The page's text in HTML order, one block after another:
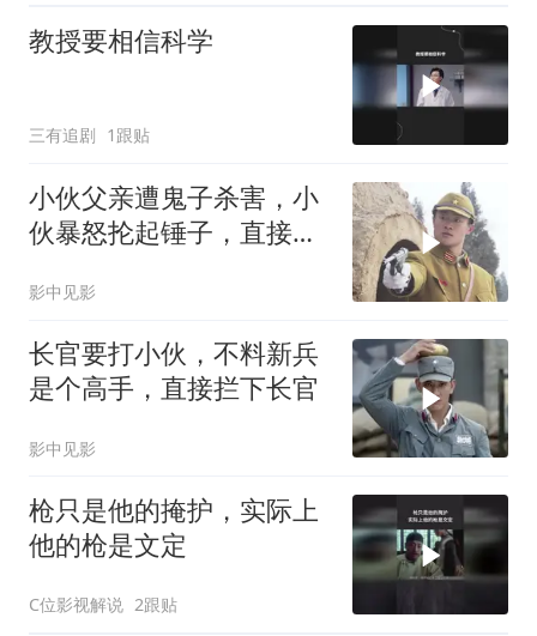
教授要相信科学
三有追剧 1跟贴
小伙父亲遭鬼子杀害，小
伙暴怒抡起锤子，直接砸
影中见影
长官要打小伙，不料新兵
是个高手，直接拦下长官
影中见影
枪只是他的掩护，实际上
他的枪是文定
C位影视解说 2跟贴